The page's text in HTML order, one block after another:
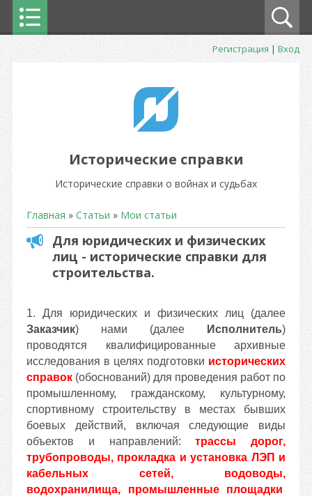
Регистрация|Вход
Исторические справки
Исторические справки о войнах и судьбах
Главная » Статьи » Мои статьи
Для юридических и физических
лиц - исторические справки для
строительства.
1. Для юридических и физических лиц (далее
Заказчик) нами (далее Исполнитель)
проводятся квалифицированные архивные
исследования в целях подготовки исторических
справок (обоснований) для проведения работ по
промышленному, гражданскому, культурному,
спортивному строительству в местах бывших
боевых действий, включая следующие виды
объектов и направлений:трассы дорог,
трубопроводы, прокладка и установка ЛЭП и
кабельных сетей, водоводы,
водохранилища, промышленные площадки